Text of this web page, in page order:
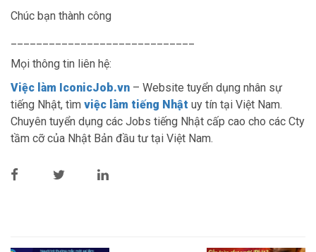
Chúc bạn thành công
Mọi thông tin liên hệ:
Việc làm IconicJob.vn – Website tuyển dụng nhân sự
tiếng Nhật, tìm việc làm tiếng Nhật uy tín tại Việt Nam.
Chuyên tuyển dụng các Jobs tiếng Nhật cấp cao cho các Cty
tầm cỡ của Nhật Bản đầu tư tại Việt Nam.